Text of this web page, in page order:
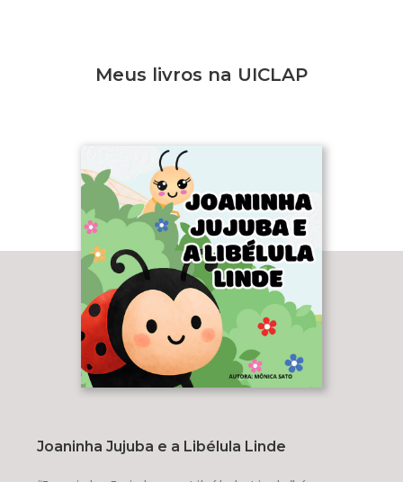
Meus livros na UICLAP
Joaninha Jujuba e a Libélula Linde